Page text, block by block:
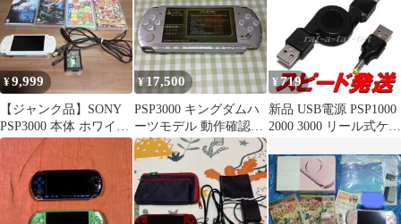
¥9,999
【ジャンク品】SONY
PSP3000 本体 ホワイト
ソフト4本セット
¥17,500
PSP3000 キングダムハ
ーツモデル 動作確認済
み
¥ 719
新品 USB電源 PSP1000
2000 3000 リール式ケー